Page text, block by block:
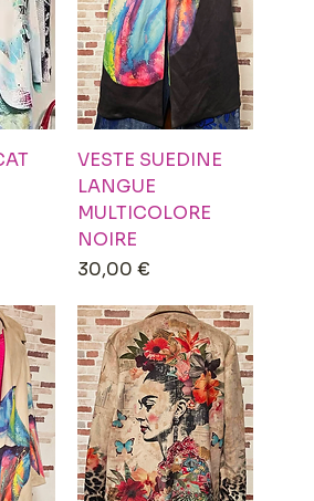
VESTE SUEDINE
LANGUE
MULTICOLORE
NOIRE
Prix
30,00 €